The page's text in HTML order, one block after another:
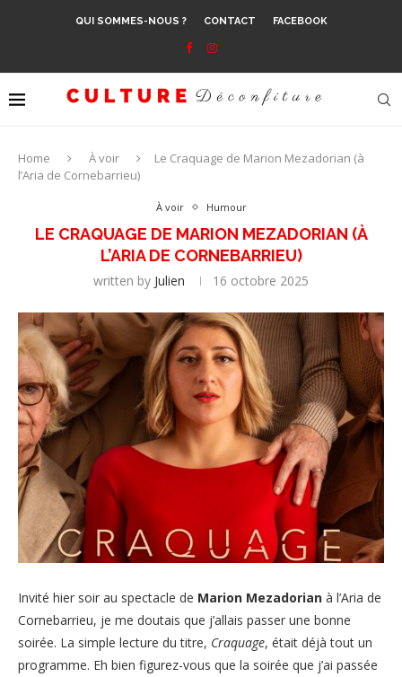
QUI SOMMES-NOUS ? CONTACT FACEBOOK
Home À voir
Le Craquage de Marion Mezadorian (à
l’Aria de Cornebarrieu)
À voir Humour
LE CRAQUAGE DE MARION MEZADORIAN (À
L’ARIA DE CORNEBARRIEU)
written by Julien 16 octobre 2025
Invité hier soir au spectacle de Marion Mezadorian à l’Aria de
Cornebarrieu, je me doutais que j’allais passer une bonne
soirée. La simple lecture du titre, Craquage, était déjà tout un
programme. Eh bien figurez-vous que la soirée que j’ai passée